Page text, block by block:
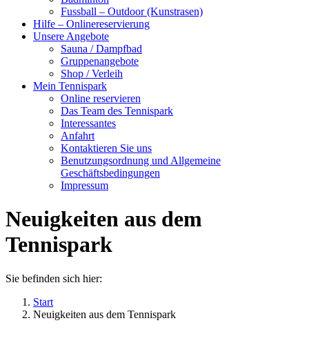
Fussball – Outdoor (Kunstrasen)
Hilfe – Onlinereservierung
Unsere Angebote
Sauna / Dampfbad
Gruppenangebote
Shop / Verleih
Mein Tennispark
Online reservieren
Das Team des Tennispark
Interessantes
Anfahrt
Kontaktieren Sie uns
Benutzungsordnung und Allgemeine
Geschäftsbedingungen
Impressum
Neuigkeiten aus dem
Tennispark
Sie befinden sich hier:
Start
Neuigkeiten aus dem Tennispark